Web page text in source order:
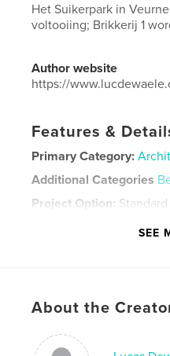
Het Suikerpark in
voltooiing; Brikkerij 1
Author website
https://
Features &
Primary Category:
Additional Categories
Project Option:
Keywords
SEE
About the